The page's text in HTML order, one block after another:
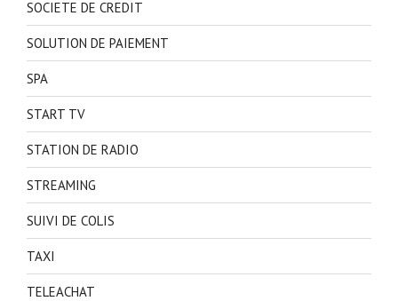
SOCIETE DE CREDIT
SOLUTION DE PAIEMENT
SPA
START TV
STATION DE RADIO
STREAMING
SUIVI DE COLIS
TAXI
TELEACHAT